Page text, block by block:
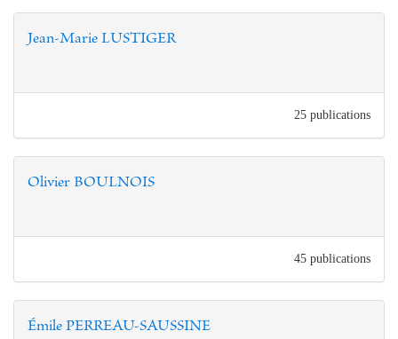
Jean-Marie LUSTIGER
25 publications
Olivier BOULNOIS
45 publications
Émile PERREAU-SAUSSINE